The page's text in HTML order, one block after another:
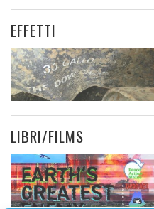
EFFETTI
LIBRI/FILMS